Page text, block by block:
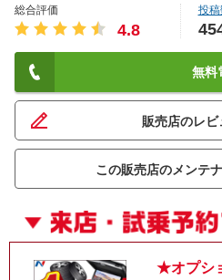
総合評価
4.8
投稿
無料
販売店のレ
この販売店のメンテ
★オプシ